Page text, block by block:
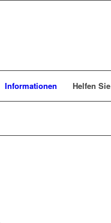
Informationen Helfen Sie